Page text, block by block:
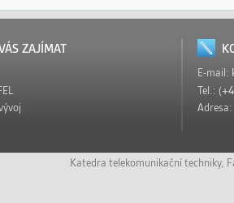
ZAJÍMAT
E-mail:
Tel.:
Adresa:
Katedra telekomunikační techniky,